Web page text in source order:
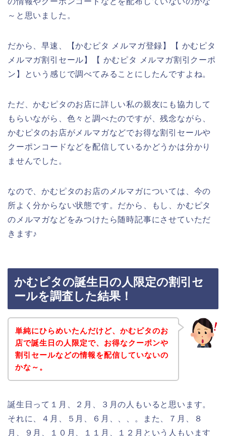
～と思いました。
だから、早速、【かむピタ メルマガ登録】【 かむピタ
メルマガ割引セール】【 かむピタ メルマガ割引クーポ
ン】という感じで調べてみることにしたんですよね。
ただ、かむピタのお店に詳しい私の親友にも協力して
もらいながら、色々と調べたのですが、残念ながら、
かむピタのお店がメルマガなどでお得な割引セールや
クーポンコードなどを配信しているかどうかは分かり
ませんでした。
なので、かむピタのお店のメルマガについては、今の
所よく分からない状態です。だから、もし、かむピタ
のメルマガなどをみつけたら随時記事にさせていただ
きます♪
かむピタの誕生日の人限定の割引セ
ールを調査した結果！
単純にひらめいたんだけど、かむピタのお
店で誕生日の人限定で、お得なクーポンや
割引セールなどの情報を配信していないの
かな～。
誕生日って１月、２月、３月の人もいると思います。
それに、４月、５月、６月、、、。また、７月、８
月、９月、１０月、１１月、１２月という人もいます